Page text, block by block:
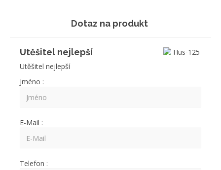
Dotaz na produkt
Utěšitel nejlepší
Utěšitel nejlepší
Jméno :
E-Mail :
Telefon :